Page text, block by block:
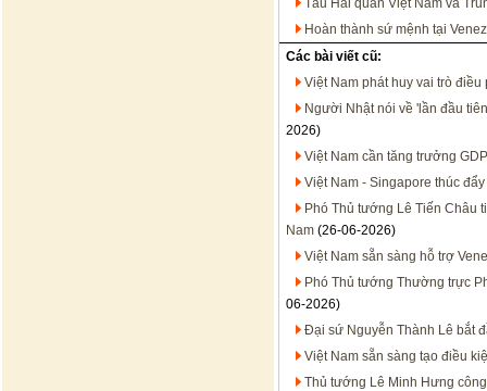
Tàu Hải quân Việt Nam và
Hoàn thành sứ mệnh tại
Các bài viết cũ:
Việt Nam phát huy vai trò
Người Nhật nói về 'lần đầu
2026)
Việt Nam cần tăng trưởng
Việt Nam - Singapore thúc
Phó Thủ tướng Lê Tiến Châu
Nam (26-06-2026)
Việt Nam sẵn sàng hỗ trợ
Phó Thủ tướng Thường trực
06-2026)
Đại sứ Nguyễn Thành Lê bắt
Việt Nam sẵn sàng tạo điều
Thủ tướng Lê Minh Hưng